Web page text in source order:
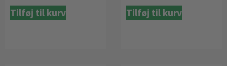
Tilføj til kurv
Tilføj til kurv